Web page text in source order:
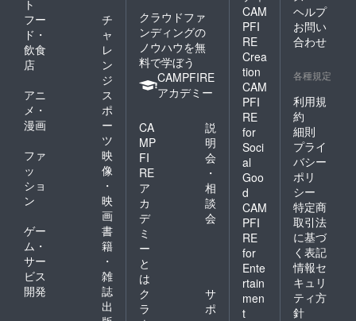
ト
フー
ド・
飲食
店
チ
ャ
レ
ン
ジ
アニ
メ・
漫画
ス
ポ
ー
ツ
ファ
ッ
ショ
ン
映
像
・
映
画
ゲー
ム・
サー
ビス
開発
書
籍
・
雑
誌
出
クラウドファ
ンディングの
ノウハウを無
料で学ぼう
CAMPFIRE
アカデミー
CA
MP
FI
RE
ア
カ
デ
ミ
ー
と
は
説
明
会
・
相
談
会
ク
ラ
サ
ポ
CAM
PFI
RE
Crea
tion
CAM
PFI
RE
for
Soci
al
Goo
d
CAM
PFI
RE
for
Ente
rtain
men
t
ヘルプ
お問い
合わせ
各種規定
利用規
約
細則
プライ
バシー
ポリ
シー
特定商
取引法
に基づ
く表記
情報セ
キュリ
ティ方
針